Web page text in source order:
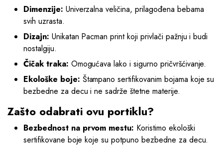
Dimenzije: Univerzalna veličina, prilagođena bebama
svih uzrasta.
Dizajn: Unikatan Pacman print koji privlači pažnju i budi
nostalgiju.
Čičak traka: Omogućava lako i sigurno pričvršćivanje.
Ekološke boje: Štampano sertifikovanim bojama koje su
bezbedne za decu i ne sadrže štetne materije.
Zašto odabrati ovu portiklu?
Bezbednost na prvom mestu: Koristimo ekološki
sertifikovane boje koje su potpuno bezbedne za decu.